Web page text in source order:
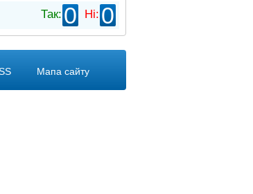
Так:0 Ні:0
Мапа сайту